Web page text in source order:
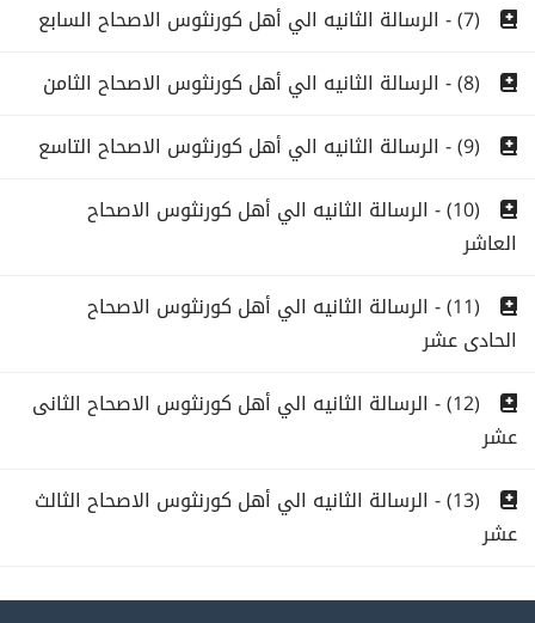
(7) - الرسالة الثانيه الي أهل كورنثوس الاصحاح السابع
(8) - الرسالة الثانيه الي أهل كورنثوس الاصحاح الثامن
(9) - الرسالة الثانيه الي أهل كورنثوس الاصحاح التاسع
(10) - الرسالة الثانيه الي أهل كورنثوس الاصحاح
العاشر
(11) - الرسالة الثانيه الي أهل كورنثوس الاصحاح
الحادى عشر
(12) - الرسالة الثانيه الي أهل كورنثوس الاصحاح الثانى
عشر
(13) - الرسالة الثانيه الي أهل كورنثوس الاصحاح الثالث
عشر